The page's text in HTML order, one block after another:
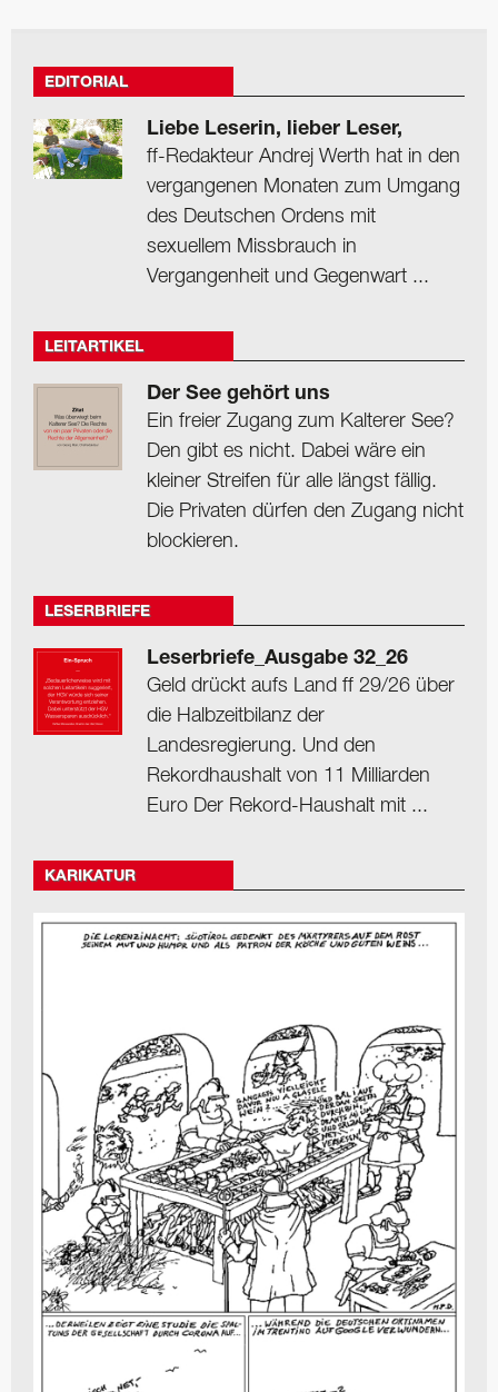
EDITORIAL
Liebe Leserin, lieber Leser,
ff-Redakteur Andrej Werth hat in den
vergangenen Monaten zum Umgang
des Deutschen Ordens mit
sexuellem Missbrauch in
Vergangenheit und Gegenwart ...
LEITARTIKEL
Der See gehört uns
Ein freier Zugang zum Kalterer See?
Den gibt es nicht. Dabei wäre ein
kleiner Streifen für alle längst fällig.
Die Privaten dürfen den Zugang nicht
blockieren.
LESERBRIEFE
Leserbriefe_Ausgabe 32_26
Geld drückt aufs Land ff 29/26 über
die Halbzeitbilanz der
Landesregierung. Und den
Rekordhaushalt von 11 Milliarden
Euro Der Rekord-Haushalt mit ...
KARIKATUR